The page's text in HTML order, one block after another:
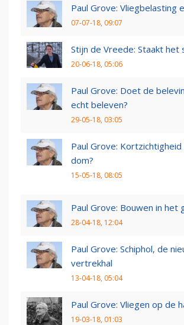
Paul Grove: Vliegbelasting
07-07-18, 09:07
Stijn de Vreede: Staakt het
20-06-18, 05:06
Paul Grove: Doet de
echt beleven?
29-05-18, 03:05
Paul Grove:
dom?
15-05-18, 08:05
Paul Grove: Bouwen in het
28-04-18, 12:04
Paul Grove: Schiphol, de
vertrekhal
13-04-18, 05:04
Paul Grove: Vliegen op de
19-03-18, 01:03